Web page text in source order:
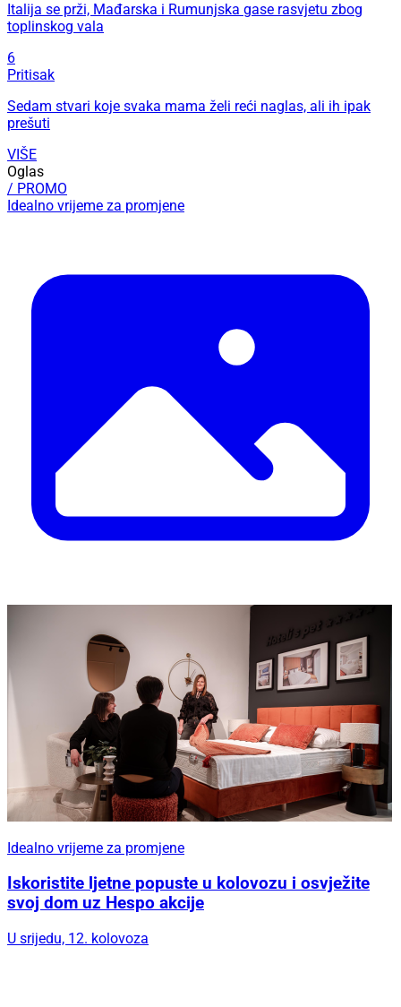
Italija se prži, Mađarska i Rumunjska gase rasvjetu zbog
toplinskog vala
6
Pritisak
Sedam stvari koje svaka mama želi reći naglas, ali ih ipak
prešuti
VIŠE
Oglas
/ PROMO
Idealno vrijeme za promjene
Idealno vrijeme za promjene
Iskoristite ljetne popuste u kolovozu i osvježite
svoj dom uz Hespo akcije
U srijedu, 12. kolovoza